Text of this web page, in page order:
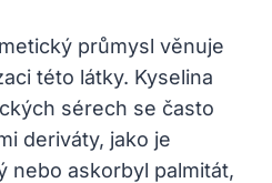
průmysl věnuje
této látky. Kyselina
sérech se často
deriváty, jako je
nebo askorbyl palmitát,